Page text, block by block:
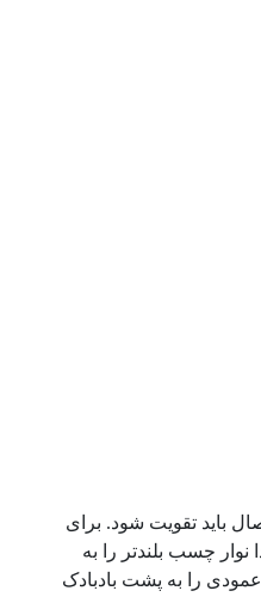
باید تقویت شود. برای
متر و دیگری 6 سانتی متر جدا کنید. ابتدا نوار چسب بلندتر را به
را به پشت بادبادک